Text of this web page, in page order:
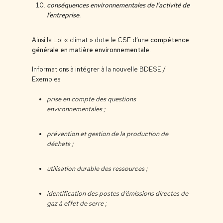
conséquences environnementales de l’activité de
l’entreprise.
Ainsi la Loi « climat » dote le CSE d’une compétence
générale en matière environnementale.
Informations à intégrer à la nouvelle BDESE /
Exemples:
prise en compte des questions
environnementales ;
prévention et gestion de la production de
déchets ;
utilisation durable des ressources ;
identification des postes d’émissions directes de
gaz à effet de serre ;